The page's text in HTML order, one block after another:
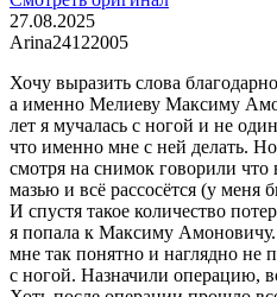
27.08.2025
Arina24122005
Хочу выразить слова
а именно Мелиеву Максиму
лет я мучалась с ногой и не
что именно мне с ней делать.
смотря на снимок говорили что
мазью и всё рассосётся (у
И спустя такое количество
я попала к Максиму Амоновичу.
мне так понятно и наглядно не
с ногой. Назначили операцию,